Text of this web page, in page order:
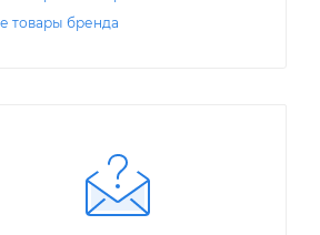
товары бренда